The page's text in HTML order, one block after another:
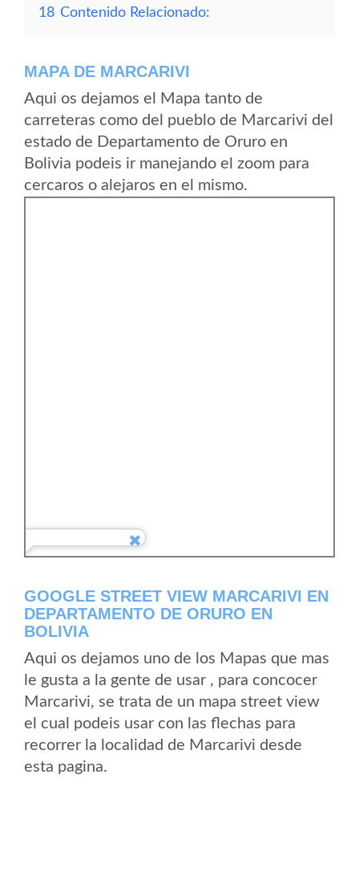
18 Contenido Relacionado:
MAPA DE MARCARIVI
Aqui os dejamos el Mapa tanto de
carreteras como del pueblo de Marcarivi del
estado de Departamento de Oruro en
Bolivia podeis ir manejando el zoom para
cercaros o alejaros en el mismo.
GOOGLE STREET VIEW MARCARIVI EN
DEPARTAMENTO DE ORURO EN
BOLIVIA
Aqui os dejamos uno de los Mapas que mas
le gusta a la gente de usar , para concocer
Marcarivi, se trata de un mapa street view
el cual podeis usar con las flechas para
recorrer la localidad de Marcarivi desde
esta pagina.